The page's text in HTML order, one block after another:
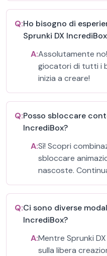
Q:Ho bisogno di
Sprunki DX
A:Assolutamente
giocatori di tutti i
inizia a creare!
Q:Posso sbloccare
IncrediBox?
A:Sì! Scopri
sbloccare
nascoste.
Q:Ci sono diverse
IncrediBox?
A:Mentre Sprunki
sulla libera